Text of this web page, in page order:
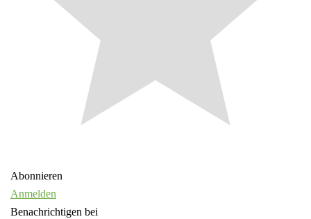
Abonnieren
Anmelden
Benachrichtigen bei